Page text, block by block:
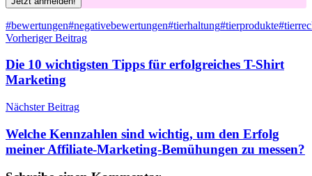
Schlagwörter
#bewertungen#negativebewertungen#tierhaltung#tierprodukte
Beitragsnavigation
Vorheriger Beitrag
Die 10 wichtigsten Tipps für erfolgreiches T-Shirt
Marketing
Nächster Beitrag
Welche Kennzahlen sind wichtig, um den Erfolg
meiner Affiliate-Marketing-Bemühungen zu messen?